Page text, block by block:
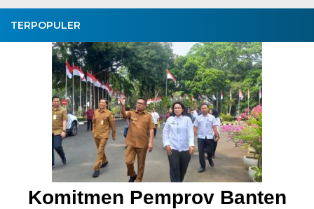
TERPOPULER
Banten
Pembangunan
Kronjo
Bupati
BagusNews.Co – Bupati
melakukan peletakan batu pertama
Agustus 2026.Pada acara